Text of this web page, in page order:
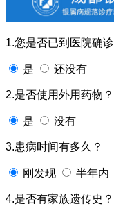
1.您是否已到医院确诊
是 还没有
2.是否使用外用药物？
是 没有
3.患病时间有多久？
刚发现 半年内
4.是否有家族遗传史？